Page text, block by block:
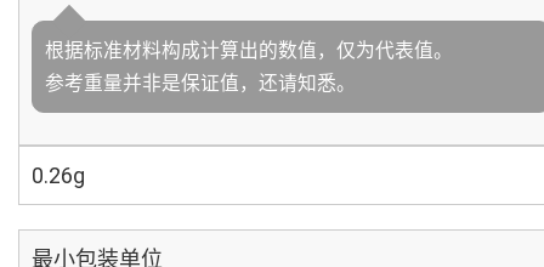
根据标准材料构成计算出的数值，仅为代表值。
参考重量并非是保证值，还请知悉。
0.26g
最小包装单位